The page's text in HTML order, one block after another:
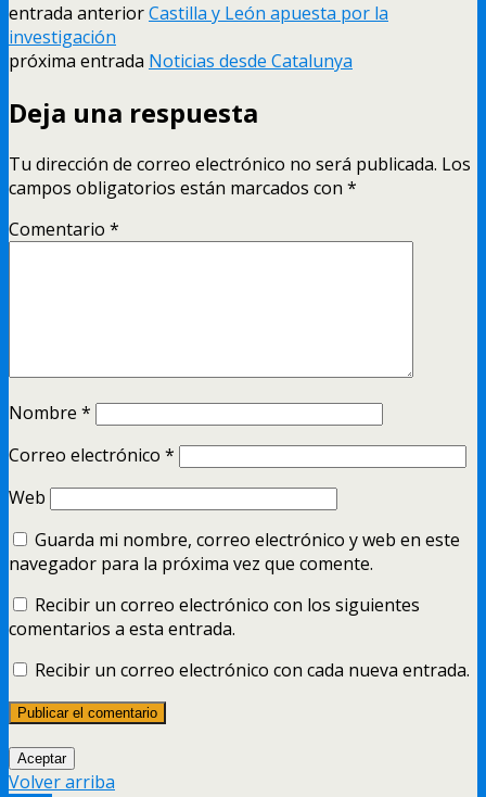
entrada anteriorCastilla y León apuesta por la
investigación
próxima entrada Noticias desde Catalunya
Deja una respuesta
Tu dirección de correo electrónico no será publicada. Los
campos obligatorios están marcados con *
Comentario *
Nombre *
Correo electrónico *
Web
Guarda mi nombre, correo electrónico y web en este
navegador para la próxima vez que comente.
Recibir un correo electrónico con los siguientes
comentarios a esta entrada.
Recibir un correo electrónico con cada nueva entrada.
Aceptar
Volver arriba